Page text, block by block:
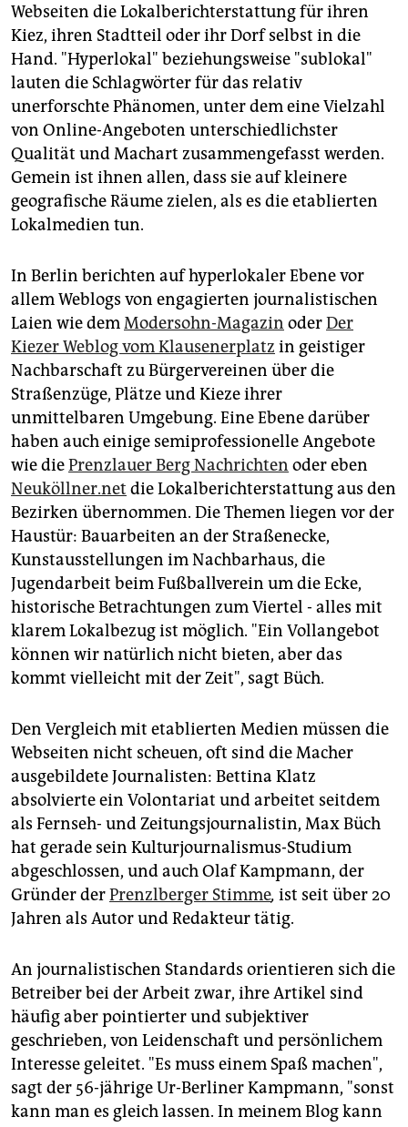
Webseiten die Lokalberichterstattung für ihren
Kiez, ihren Stadtteil oder ihr Dorf selbst in die
Hand. "Hyperlokal" beziehungsweise "sublokal"
lauten die Schlagwörter für das relativ
unerforschte Phänomen, unter dem eine Vielzahl
von Online-Angeboten unterschiedlichster
Qualität und Machart zusammengefasst werden.
Gemein ist ihnen allen, dass sie auf kleinere
geografische Räume zielen, als es die etablierten
Lokalmedien tun.
In Berlin berichten auf hyperlokaler Ebene vor
allem Weblogs von engagierten journalistischen
Laien wie demModersohn-Magazin oderDer
Kiezer Weblog vom Klausenerplatz in geistiger
Nachbarschaft zu Bürgervereinen über die
Straßenzüge, Plätze und Kieze ihrer
unmittelbaren Umgebung. Eine Ebene darüber
haben auch einige semiprofessionelle Angebote
wie diePrenzlauer Berg Nachrichten oder eben
Neuköllner.net die Lokalberichterstattung aus den
Bezirken übernommen. Die Themen liegen vor der
Haustür: Bauarbeiten an der Straßenecke,
Kunstausstellungen im Nachbarhaus, die
Jugendarbeit beim Fußballverein um die Ecke,
historische Betrachtungen zum Viertel - alles mit
klarem Lokalbezug ist möglich. "Ein Vollangebot
können wir natürlich nicht bieten, aber das
kommt vielleicht mit der Zeit", sagt Büch.
Den Vergleich mit etablierten Medien müssen die
Webseiten nicht scheuen, oft sind die Macher
ausgebildete Journalisten: Bettina Klatz
absolvierte ein Volontariat und arbeitet seitdem
als Fernseh- und Zeitungsjournalistin, Max Büch
hat gerade sein Kulturjournalismus-Studium
abgeschlossen, und auch Olaf Kampmann, der
Gründer derPrenzlberger Stimme, ist seit über 20
Jahren als Autor und Redakteur tätig.
An journalistischen Standards orientieren sich die
Betreiber bei der Arbeit zwar, ihre Artikel sind
häufig aber pointierter und subjektiver
geschrieben, von Leidenschaft und persönlichem
Interesse geleitet. "Es muss einem Spaß machen",
sagt der 56-jährige Ur-Berliner Kampmann, "sonst
kann man es gleich lassen. In meinem Blog kann